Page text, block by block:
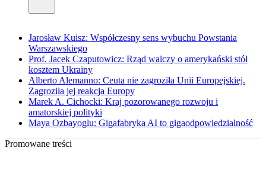
Jarosław Kuisz: Współczesny sens wybuchu Powstania
Warszawskiego
Prof. Jacek Czaputowicz: Rząd walczy o amerykański stół
kosztem Ukrainy
Alberto Alemanno: Ceuta nie zagroziła Unii Europejskiej.
Zagroziła jej reakcja Europy
Marek A. Cichocki: Kraj pozorowanego rozwoju i
amatorskiej polityki
Maya Ozbayoglu: Gigafabryka AI to gigaodpowiedzialność
Promowane treści